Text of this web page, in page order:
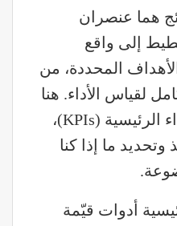
هما عنصران
إلى واقع
المحددة، من
لقياس الأداء. هنا
تأتي أهمية مؤشرات الأداء الرئيسية (KPIs)،
وتحديد ما إذا كنا
أدوات قيّمة